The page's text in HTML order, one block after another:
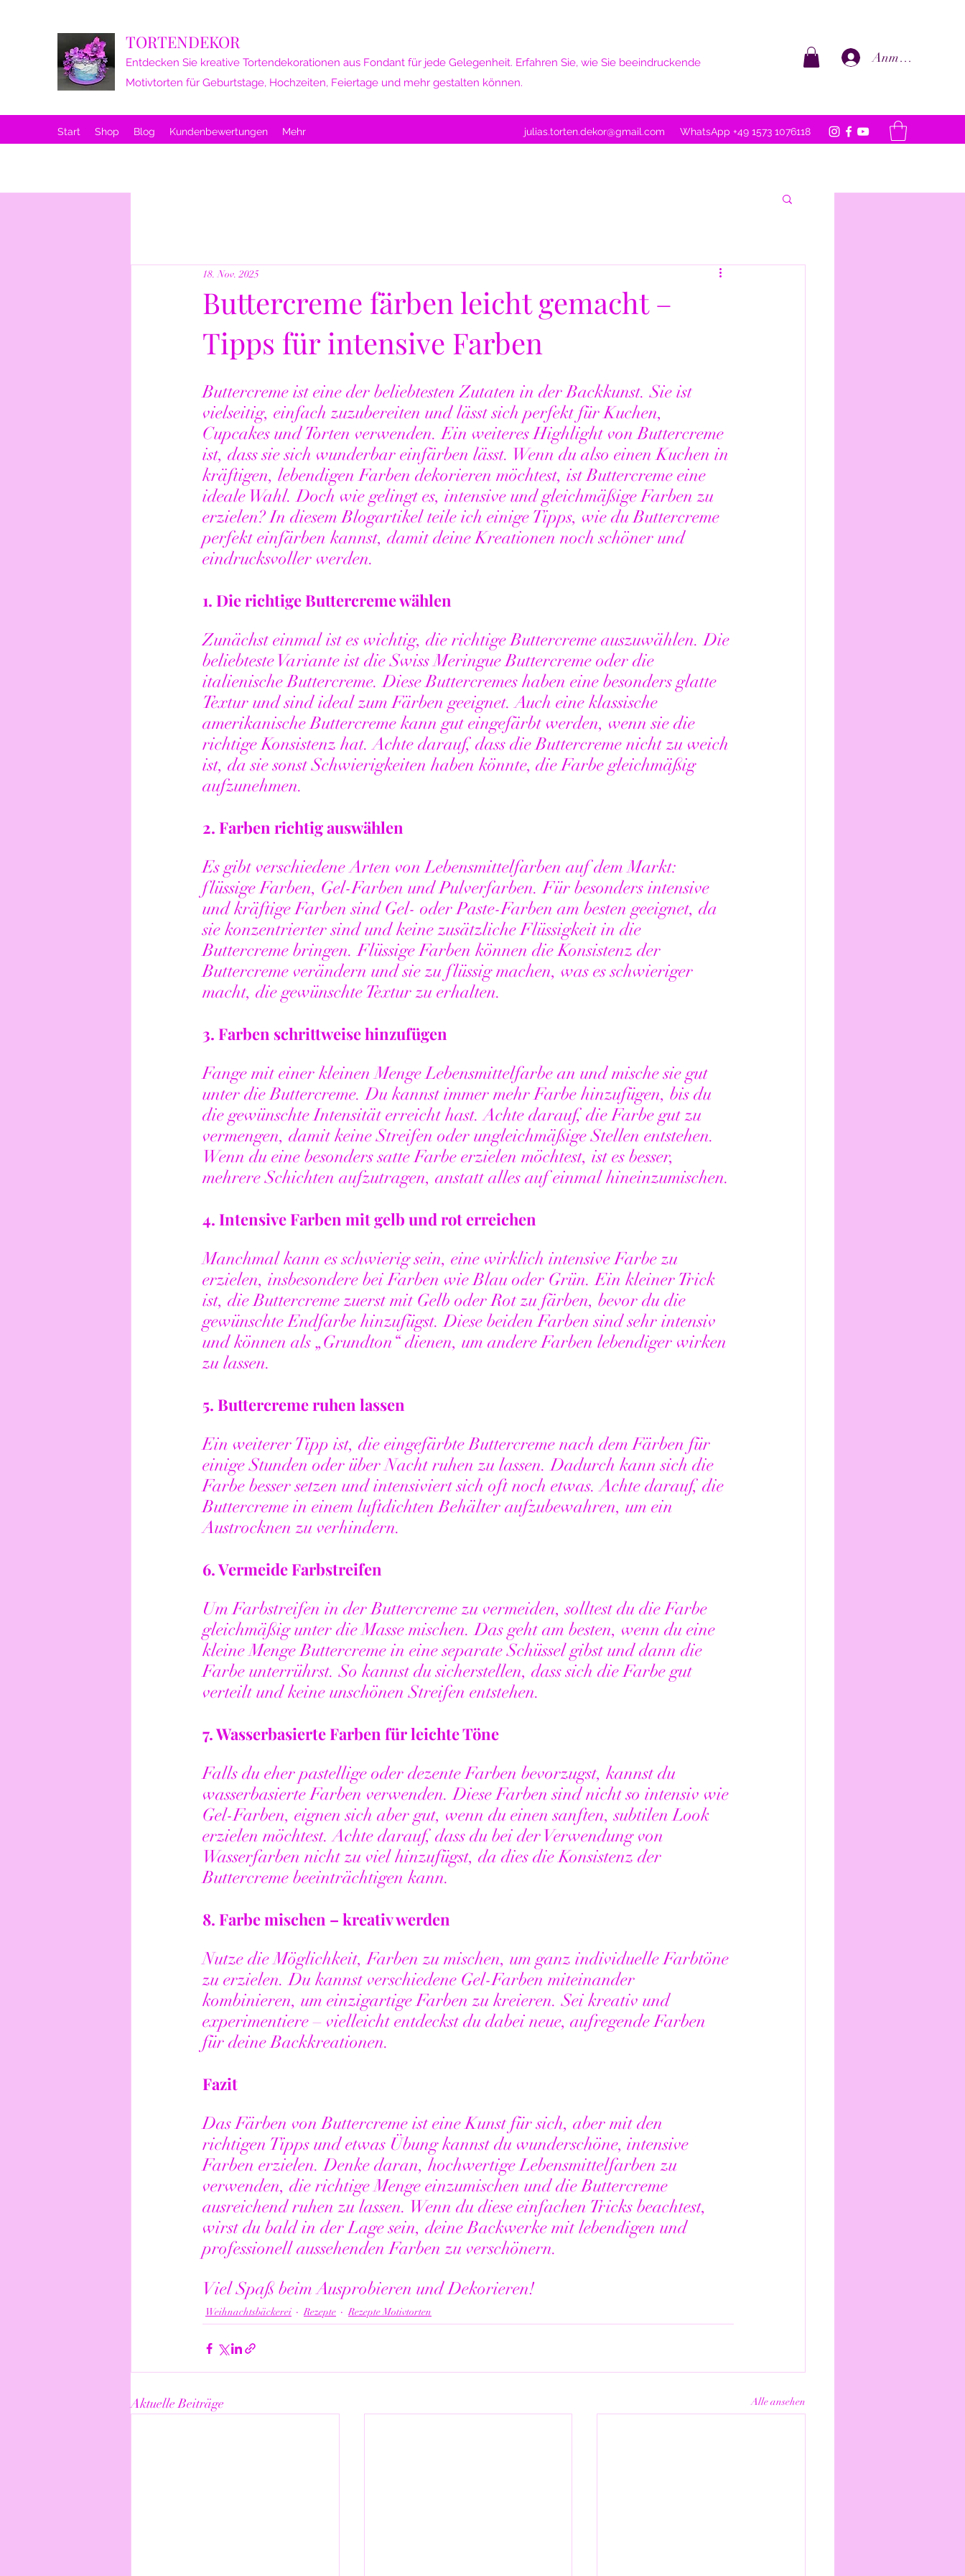
TORTENDEKOR
Entdecken Sie kreative Tortendekorationen aus Fondant für jede Gelegenheit. Erfahren Sie, wie Sie beeindruckende
Motivtorten für Geburtstage, Hochzeiten, Feiertage und mehr gestalten können.
Anmelden
Start Shop Blog Kundenbewertungen Mehr julias.torten.dekor@gmail.com WhatsApp +49 1573 1076118
Buttercreme färben leicht gemacht –
Tipps für intensive Farben
18. Nov. 2025
Buttercreme ist eine der beliebtesten Zutaten in der Backkunst. Sie ist
vielseitig, einfach zuzubereiten und lässt sich perfekt für Kuchen,
Cupcakes und Torten verwenden. Ein weiteres Highlight von Buttercreme
ist, dass sie sich wunderbar einfärben lässt. Wenn du also einen Kuchen in
kräftigen, lebendigen Farben dekorieren möchtest, ist Buttercreme eine
ideale Wahl. Doch wie gelingt es, intensive und gleichmäßige Farben zu
erzielen? In diesem Blogartikel teile ich einige Tipps, wie du Buttercreme
perfekt einfärben kannst, damit deine Kreationen noch schöner und
eindrucksvoller werden.
1. Die richtige Buttercreme wählen
Zunächst einmal ist es wichtig, die richtige Buttercreme auszuwählen. Die
beliebteste Variante ist die Swiss Meringue Buttercreme oder die
italienische Buttercreme. Diese Buttercremes haben eine besonders glatte
Textur und sind ideal zum Färben geeignet. Auch eine klassische
amerikanische Buttercreme kann gut eingefärbt werden, wenn sie die
richtige Konsistenz hat. Achte darauf, dass die Buttercreme nicht zu weich
ist, da sie sonst Schwierigkeiten haben könnte, die Farbe gleichmäßig
aufzunehmen.
2. Farben richtig auswählen
Es gibt verschiedene Arten von Lebensmittelfarben auf dem Markt:
flüssige Farben, Gel-Farben und Pulverfarben. Für besonders intensive
und kräftige Farben sind Gel- oder Paste-Farben am besten geeignet, da
sie konzentrierter sind und keine zusätzliche Flüssigkeit in die
Buttercreme bringen. Flüssige Farben können die Konsistenz der
Buttercreme verändern und sie zu flüssig machen, was es schwieriger
macht, die gewünschte Textur zu erhalten.
3. Farben schrittweise hinzufügen
Fange mit einer kleinen Menge Lebensmittelfarbe an und mische sie gut
unter die Buttercreme. Du kannst immer mehr Farbe hinzufügen, bis du
die gewünschte Intensität erreicht hast. Achte darauf, die Farbe gut zu
vermengen, damit keine Streifen oder ungleichmäßige Stellen entstehen.
Wenn du eine besonders satte Farbe erzielen möchtest, ist es besser,
mehrere Schichten aufzutragen, anstatt alles auf einmal hineinzumischen.
4. Intensive Farben mit gelb und rot erreichen
Manchmal kann es schwierig sein, eine wirklich intensive Farbe zu
erzielen, insbesondere bei Farben wie Blau oder Grün. Ein kleiner Trick
ist, die Buttercreme zuerst mit Gelb oder Rot zu färben, bevor du die
gewünschte Endfarbe hinzufügst. Diese beiden Farben sind sehr intensiv
und können als „Grundton“ dienen, um andere Farben lebendiger wirken
zu lassen.
5. Buttercreme ruhen lassen
Ein weiterer Tipp ist, die eingefärbte Buttercreme nach dem Färben für
einige Stunden oder über Nacht ruhen zu lassen. Dadurch kann sich die
Farbe besser setzen und intensiviert sich oft noch etwas. Achte darauf, die
Buttercreme in einem luftdichten Behälter aufzubewahren, um ein
Austrocknen zu verhindern.
6. Vermeide Farbstreifen
Um Farbstreifen in der Buttercreme zu vermeiden, solltest du die Farbe
gleichmäßig unter die Masse mischen. Das geht am besten, wenn du eine
kleine Menge Buttercreme in eine separate Schüssel gibst und dann die
Farbe unterrührst. So kannst du sicherstellen, dass sich die Farbe gut
verteilt und keine unschönen Streifen entstehen.
7. Wasserbasierte Farben für leichte Töne
Falls du eher pastellige oder dezente Farben bevorzugst, kannst du
wasserbasierte Farben verwenden. Diese Farben sind nicht so intensiv wie
Gel-Farben, eignen sich aber gut, wenn du einen sanften, subtilen Look
erzielen möchtest. Achte darauf, dass du bei der Verwendung von
Wasserfarben nicht zu viel hinzufügst, da dies die Konsistenz der
Buttercreme beeinträchtigen kann.
8. Farbe mischen – kreativ werden
Nutze die Möglichkeit, Farben zu mischen, um ganz individuelle Farbtöne
zu erzielen. Du kannst verschiedene Gel-Farben miteinander
kombinieren, um einzigartige Farben zu kreieren. Sei kreativ und
experimentiere – vielleicht entdeckst du dabei neue, aufregende Farben
für deine Backkreationen.
Fazit
Das Färben von Buttercreme ist eine Kunst für sich, aber mit den
richtigen Tipps und etwas Übung kannst du wunderschöne, intensive
Farben erzielen. Denke daran, hochwertige Lebensmittelfarben zu
verwenden, die richtige Menge einzumischen und die Buttercreme
ausreichend ruhen zu lassen. Wenn du diese einfachen Tricks beachtest,
wirst du bald in der Lage sein, deine Backwerke mit lebendigen und
professionell aussehenden Farben zu verschönern.
Viel Spaß beim Ausprobieren und Dekorieren!
Weihnachtsbäckerei Rezepte Rezepte Motivtorten
Aktuelle Beiträge Alle ansehen